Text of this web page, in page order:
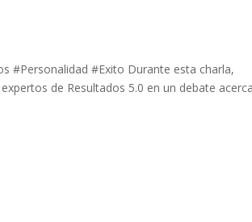
#Personalidad #Exito Durante esta charla,
de Resultados 5.0 en un debate